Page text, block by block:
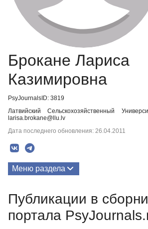
Брокане Лариса
Казимировна
PsyJournalsID: 3819
Латвийский Сельскохозяйственный
larisa.brokane@llu.lv
Дата последнего обновления: 26.04.2011
Меню раздела
Публикации в
портала